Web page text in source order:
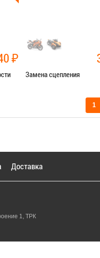
₽
Замена сцепления
1
Доставка
1, ТРК